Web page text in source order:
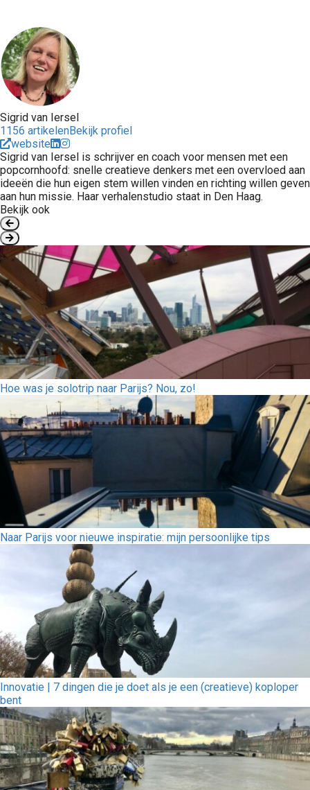
Sigrid van Iersel
1156 artikelenBekijk profiel
website
Sigrid van Iersel is schrijver en coach voor mensen met een
popcornhoofd: snelle creatieve denkers met een overvloed aan
ideeën die hun eigen stem willen vinden en richting willen geven
aan hun missie. Haar verhalenstudio staat in Den Haag.
Bekijk ook
Hoe was je solotrip naar Parijs? Nou, zo!
Naar Parijs voor nieuwe inspiratie: mijn persoonlijke tips
Innovatie | 7 dingen die je doet als je een (creatieve) koploper
bent